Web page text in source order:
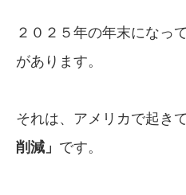
２０２５年の年末になっ
があります。
それは、アメリカで起き
削減」 です。